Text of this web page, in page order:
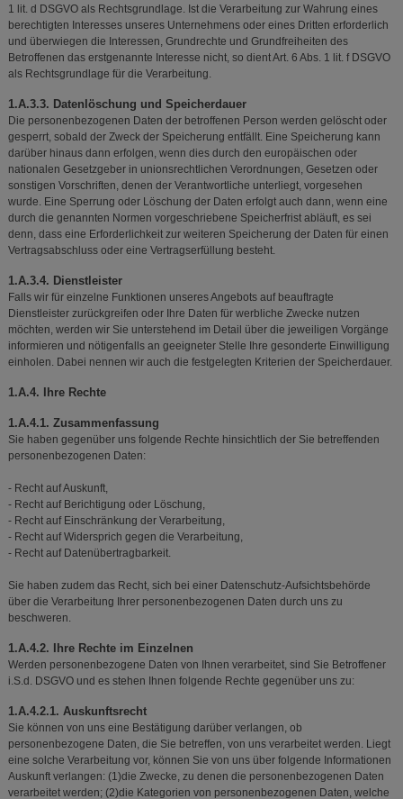
1 lit. d DSGVO als Rechtsgrundlage. Ist die Verarbeitung zur Wahrung eines
berechtigten Interesses unseres Unternehmens oder eines Dritten erforderlich
und überwiegen die Interessen, Grundrechte und Grundfreiheiten des
Betroffenen das erstgenannte Interesse nicht, so dient Art. 6 Abs. 1 lit. f DSGVO
als Rechtsgrundlage für die Verarbeitung.
1.A.3.3. Datenlöschung und Speicherdauer
Die personenbezogenen Daten der betroffenen Person werden gelöscht oder
gesperrt, sobald der Zweck der Speicherung entfällt. Eine Speicherung kann
darüber hinaus dann erfolgen, wenn dies durch den europäischen oder
nationalen Gesetzgeber in unionsrechtlichen Verordnungen, Gesetzen oder
sonstigen Vorschriften, denen der Verantwortliche unterliegt, vorgesehen
wurde. Eine Sperrung oder Löschung der Daten erfolgt auch dann, wenn eine
durch die genannten Normen vorgeschriebene Speicherfrist abläuft, es sei
denn, dass eine Erforderlichkeit zur weiteren Speicherung der Daten für einen
Vertragsabschluss oder eine Vertragserfüllung besteht.
1.A.3.4. Dienstleister
Falls wir für einzelne Funktionen unseres Angebots auf beauftragte
Dienstleister zurückgreifen oder Ihre Daten für werbliche Zwecke nutzen
möchten, werden wir Sie unterstehend im Detail über die jeweiligen Vorgänge
informieren und nötigenfalls an geeigneter Stelle Ihre gesonderte Einwilligung
einholen. Dabei nennen wir auch die festgelegten Kriterien der Speicherdauer.
1.A.4. Ihre Rechte
1.A.4.1. Zusammenfassung
Sie haben gegenüber uns folgende Rechte hinsichtlich der Sie betreffenden
personenbezogenen Daten:
- Recht auf Auskunft,
- Recht auf Berichtigung oder Löschung,
- Recht auf Einschränkung der Verarbeitung,
- Recht auf Widersprich gegen die Verarbeitung,
- Recht auf Datenübertragbarkeit.
Sie haben zudem das Recht, sich bei einer Datenschutz-Aufsichtsbehörde
über die Verarbeitung Ihrer personenbezogenen Daten durch uns zu
beschweren.
1.A.4.2. Ihre Rechte im Einzelnen
Werden personenbezogene Daten von Ihnen verarbeitet, sind Sie Betroffener
i.S.d. DSGVO und es stehen Ihnen folgende Rechte gegenüber uns zu:
1.A.4.2.1. Auskunftsrecht
Sie können von uns eine Bestätigung darüber verlangen, ob
personenbezogene Daten, die Sie betreffen, von uns verarbeitet werden. Liegt
eine solche Verarbeitung vor, können Sie von uns über folgende Informationen
Auskunft verlangen: (1)die Zwecke, zu denen die personenbezogenen Daten
verarbeitet werden; (2)die Kategorien von personenbezogenen Daten, welche